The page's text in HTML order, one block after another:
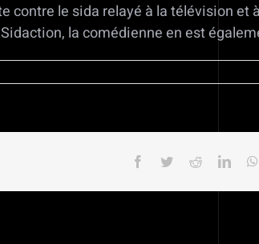
contre le sida relayé à la télévision et
la comédienne en est
Facebook
TwitterReddit